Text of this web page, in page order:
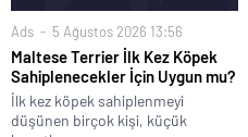
Ads 5 Ağustos 2026 13:56
Maltese Terrier İlk Kez Köpek
Sahiplenecekler İçin Uygun mu?
İlk kez köpek sahiplenmeyi
düşünen birçok kişi, küçük